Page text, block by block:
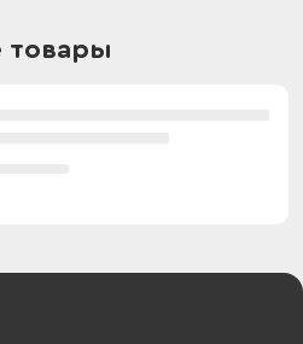
товары